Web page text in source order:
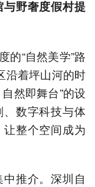
野奢度假村提
的“自然美学”路
沿着坪山河的时
然即舞台”的设
数字科技与体
整个空间成为
推介。深圳自